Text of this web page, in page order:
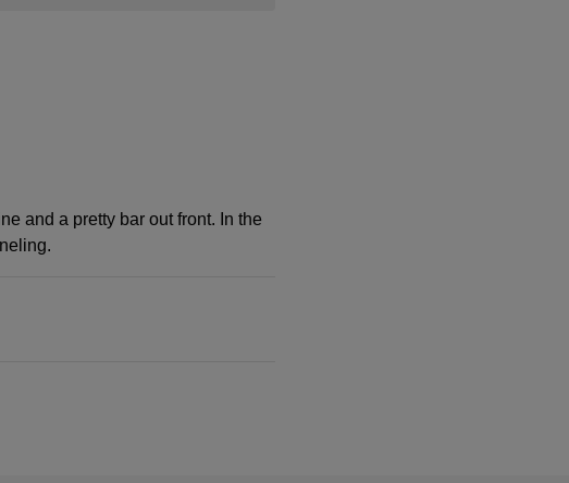
and a pretty bar out front. In the